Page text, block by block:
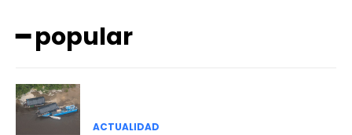
━ Planes
━ popular
ACTUALIDAD